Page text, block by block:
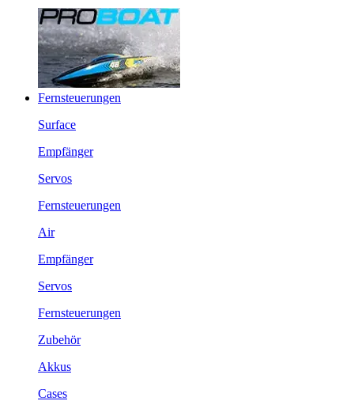
Fernsteuerungen
Surface
Empfänger
Servos
Fernsteuerungen
Air
Empfänger
Servos
Fernsteuerungen
Zubehör
Akkus
Cases